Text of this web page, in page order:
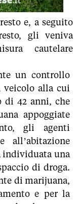
e, a seguito
gli veniva
cautelare
un controllo
veicolo alla cui
di 42 anni, che
appoggiate
gli agenti
all’abitazione
individuata una
di droga.
di marijuana,
e per la